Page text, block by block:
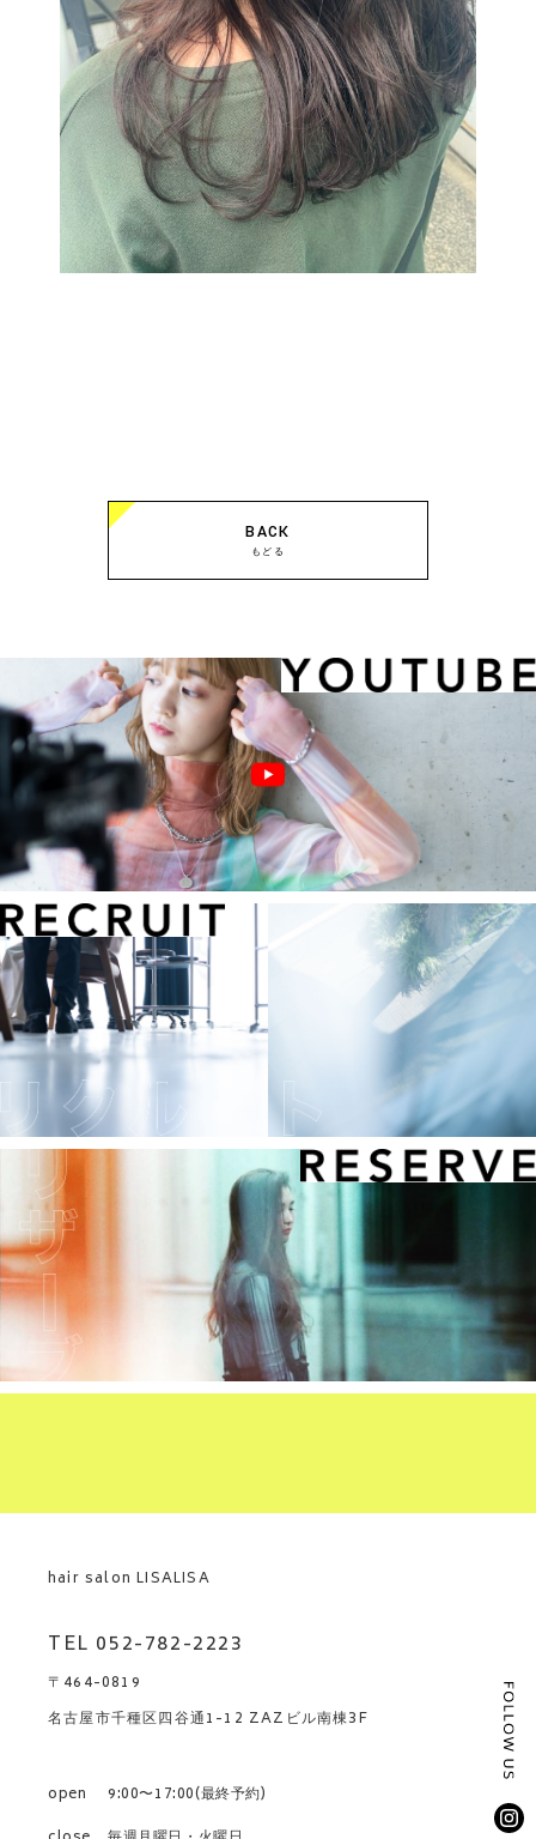
BACK
もどる
hair salon LISALISA
TEL 052-782-2223
〒464-0819
名古屋市千種区四谷通1-12 ZAZビル南棟3F
open
9:00〜17:00(最終予約)